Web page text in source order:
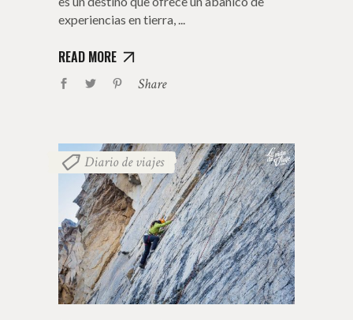
experiencias en tierra,
READ MORE
Share
Diario de viajes